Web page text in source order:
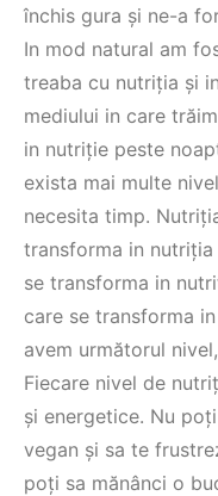
închis gura și ne-a
In mod natural am
treaba cu nutriția și
mediului in care
in nutriție peste
exista mai multe
necesita timp.
transforma in
se transforma in
care se transforma
avem următorul
Fiecare nivel de
și energetice. Nu
vegan și sa te
poți sa mănânci o